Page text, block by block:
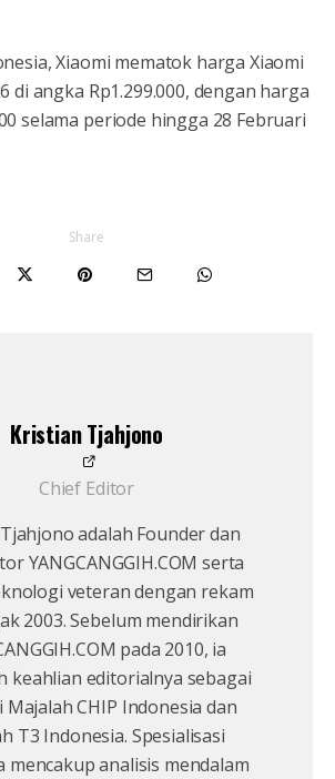
Xiaomi mematok harga Xiaomi
di angka Rp1.299.000, dengan harga
selama periode hingga 28 Februari
Share
Kristian Tjahjono
Chief Editor
adalah Founder dan
YANGCANGGIH.COM serta
veteran dengan rekam
2003. Sebelum mendirikan
pada 2010, ia
keahlian editorialnya sebagai
Majalah CHIP Indonesia dan
T3 Indonesia. Spesialisasi
mencakup analisis mendalam